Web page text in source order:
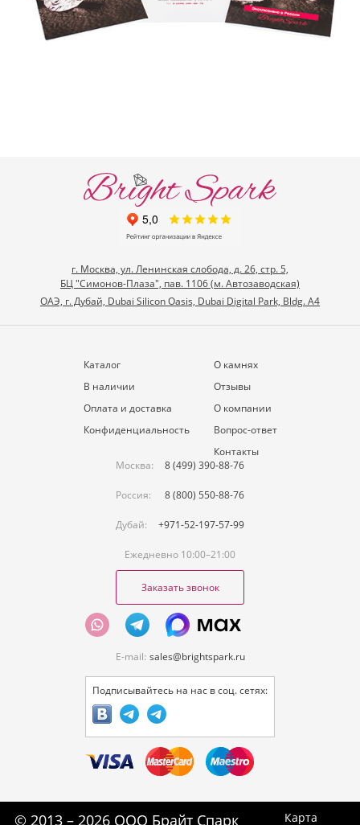
г. Москва, ул. Ленинская слобода, д. 26, стр. 5,
БЦ "Симонов-Плаза", пав. 1106 (м. Автозаводская)
ОАЭ, г. Дубай, Dubai Silicon Oasis, Dubai Digital Park, Bldg. A4
Каталог
В наличии
Оплата и доставка
Конфиденциальность
О камнях
Отзывы
О компании
Вопрос-ответ
Контакты
Москва:
8 (499) 390-88-76
Россия: 8 (800) 550-88-76
Дубай: +971-52-197-57-99
Ежедневно 10:00–21:00
Заказать звонок
E-mail: sales@brightspark.ru
Подписывайтесь на нас в соц. сетях:
© 2013 – 2026 ООО Брайт Спарк
Карта